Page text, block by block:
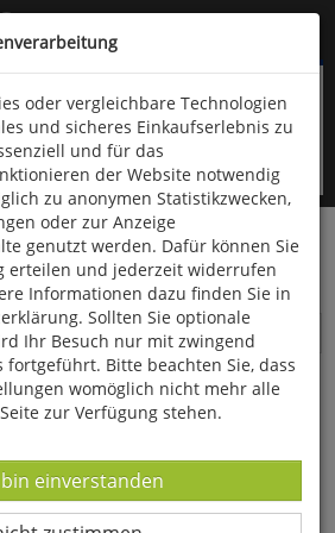
Seite überspringen
(06766) 9323-960
Quelle & Meyer Verlag
Nonbook
oder vergleichbare Technologien
und sicheres Einkaufserlebnis zu
und für das
der Website notwendig
zu anonymen Statistikzwecken,
oder zur Anzeige
genutzt werden. Dafür können Sie
erteilen und jederzeit widerrufen
Informationen dazu finden Sie in
Sollten Sie optionale
Ihr Besuch nur mit zwingend
fortgeführt. Bitte beachten Sie, dass
womöglich nicht mehr alle
zur Verfügung stehen.
-
einverstanden